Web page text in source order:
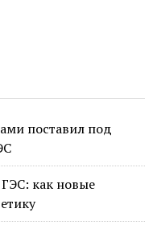
поставил под
как новые